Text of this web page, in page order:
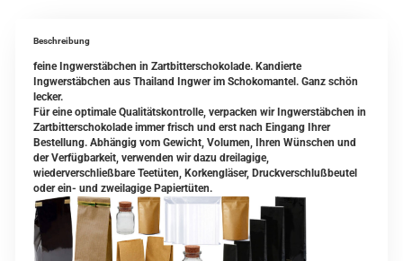
Beschreibung
feine Ingwerstäbchen in Zartbitterschokolade. Kandierte
Ingwerstäbchen aus Thailand Ingwer im Schokomantel. Ganz schön
lecker.
Für eine optimale Qualitätskontrolle, verpacken wir Ingwerstäbchen in
Zartbitterschokolade immer frisch und erst nach Eingang Ihrer
Bestellung. Abhängig vom Gewicht, Volumen, Ihren Wünschen und
der Verfügbarkeit, verwenden wir dazu dreilagige,
wiederverschließbare Teetüten, Korkengläser, Druckverschlußbeutel
oder ein- und zweilagige Papiertüten.